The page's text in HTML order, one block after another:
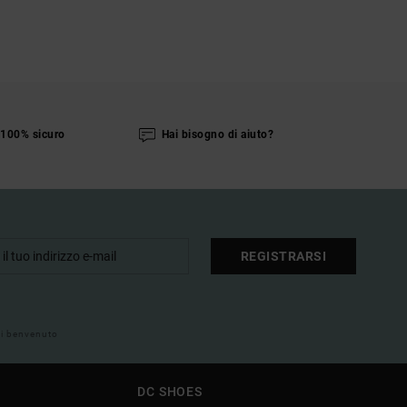
sicuro Hai bisogno di aiuto?
REGISTRARSI
benvenuto
DC SHOES